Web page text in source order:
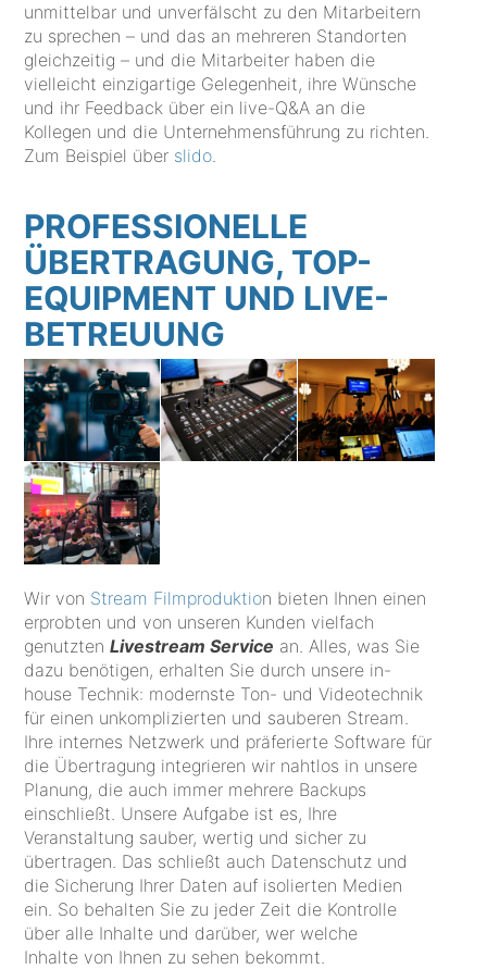
unmittelbar und unverfälscht zu den Mitarbeitern
zu sprechen – und das an mehreren Standorten
gleichzeitig – und die Mitarbeiter haben die
vielleicht einzigartige Gelegenheit, ihre Wünsche
und ihr Feedback über ein live-Q&A an die
Kollegen und die Unternehmensführung zu richten.
Zum Beispiel über slido.
PROFESSIONELLE
ÜBERTRAGUNG, TOP-
EQUIPMENT UND LIVE-
BETREUUNG
Wir von Stream Filmproduktion bieten Ihnen einen
erprobten und von unseren Kunden vielfach
genutztenLivestream Service an. Alles, was Sie
dazu benötigen, erhalten Sie durch unsere in-
house Technik: modernste Ton- und Videotechnik
für einen unkomplizierten und sauberen Stream.
Ihre internes Netzwerk und präferierte Software für
die Übertragung integrieren wir nahtlos in unsere
Planung, die auch immer mehrere Backups
einschließt. Unsere Aufgabe ist es, Ihre
Veranstaltung sauber, wertig und sicher zu
übertragen. Das schließt auch Datenschutz und
die Sicherung Ihrer Daten auf isolierten Medien
ein. So behalten Sie zu jeder Zeit die Kontrolle
über alle Inhalte und darüber, wer welche
Inhalte von Ihnen zu sehen bekommt.